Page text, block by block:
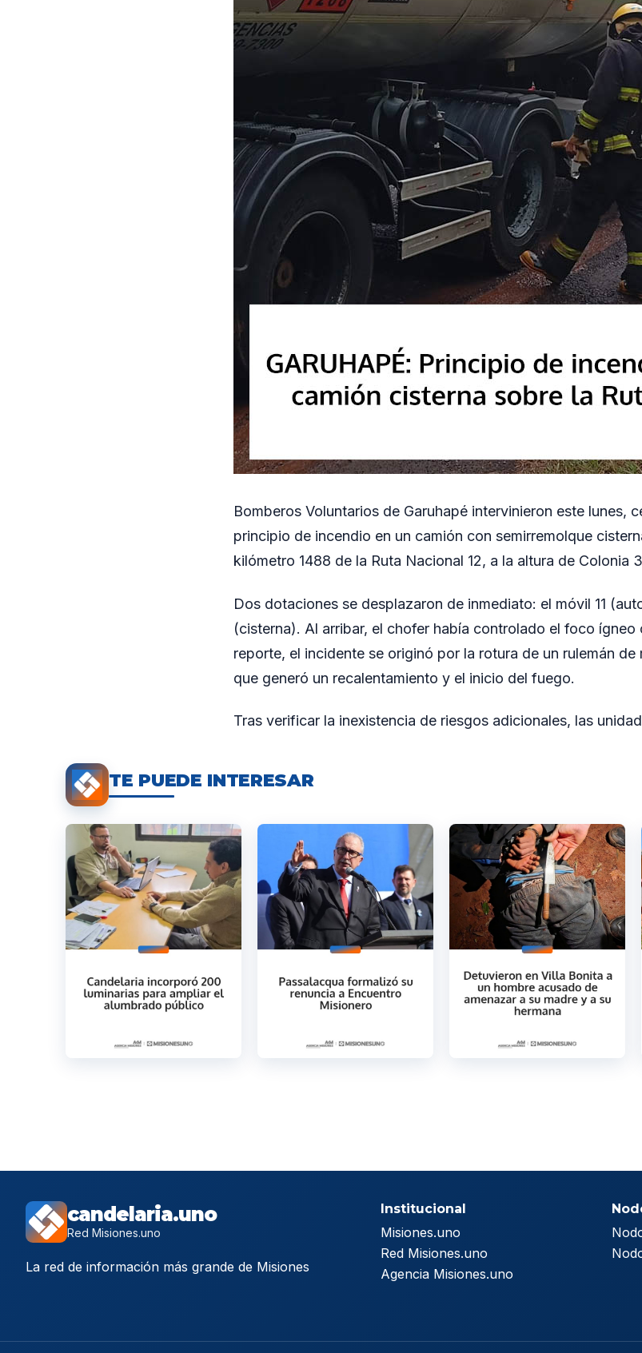
Bomberos Voluntarios de Garuhapé intervinieron este lunes,
principio de incendio en un camión con semirremolque
kilómetro 1488 de la Ruta Nacional 12, a la altura de Colonia
Dos dotaciones se desplazaron de inmediato: el móvil 11
(cisterna). Al arribar, el chofer había controlado el foco ígneo
reporte, el incidente se originó por la rotura de un rulemán de
que generó un recalentamiento y el inicio del fuego.
Tras verificar la inexistencia de riesgos adicionales, las
TE PUEDE INTERESAR
candelaria.uno
Red Misiones.uno
La red de información más grande de Misiones
Institucional
Misiones.uno
Red Misiones.uno
Agencia Misiones.uno